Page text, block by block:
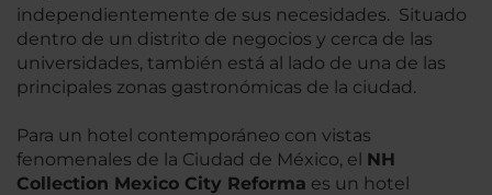
independientemente de sus necesidades. Situado
dentro de un distrito de negocios y cerca de las
universidades, también está al lado de una de las
principales zonas gastronómicas de la ciudad.
Para un hotel contemporáneo con vistas
fenomenales de la Ciudad de México, el NH
Collection Mexico City Reforma es un hotel